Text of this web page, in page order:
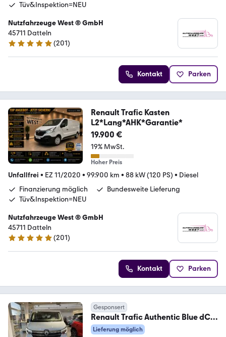
Tüv&Inspektion=NEU
Nutzfahrzeuge West ® GmbH
45711 Datteln
4.9 Sterne
(201)
Kontakt Parken
Renault Trafic Kasten
L2*Lang*AHK*Garantie*
19.900 €
19% MwSt.
Hoher Preis
Unfallfrei • EZ 11/2020 • 99.900 km • 88 kW (120 PS) • Diesel
Finanzierung möglich
Bundesweite Lieferung
Tüv&Inspektion=NEU
Nutzfahrzeuge West ® GmbH
45711 Datteln
4.9 Sterne
(201)
Kontakt Parken
Gesponsert
Renault Trafic Authentic Blue dCi
150 MY24
Lieferung möglich